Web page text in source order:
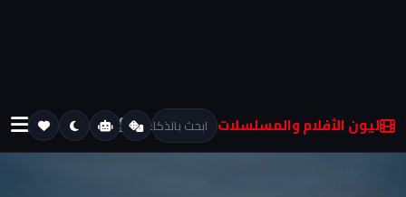
ليون الأفلام والمسلسلات